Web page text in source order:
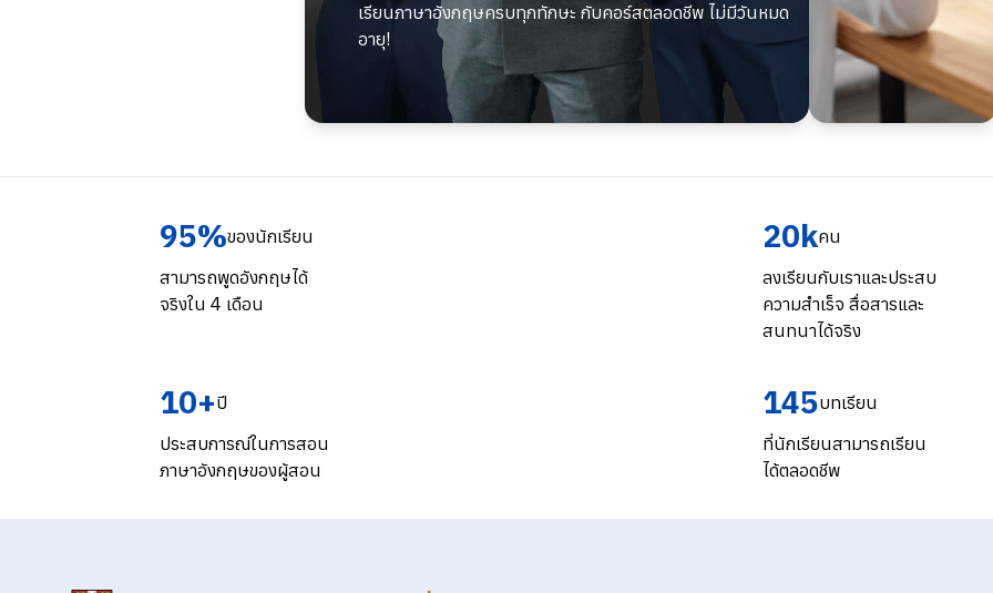
เรียนภาษาอังกฤษครบทุกทักษะ กับคอร์สตลอดชีพ ไม่มีวันหมด
อายุ!
95%ของนักเรียน
สามารถพูดอังกฤษได้
จริงใน 4 เดือน
20kคน
ลงเรียนกับเราและประสบ
ความสำเร็จ สื่อสารและ
สนทนาได้จริง
10+ปี
ประสบการณ์ในการสอน
ภาษาอังกฤษของผู้สอน
145บทเรียน
ที่นักเรียนสามารถเรียน
ได้ตลอดชีพ